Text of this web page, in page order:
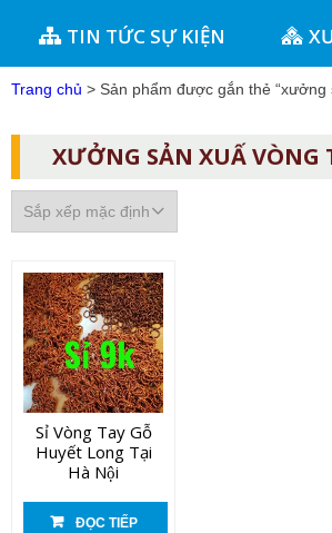
TIN TỨC SỰ KIỆN
Trang chủ > Sản phẩm được gắn thẻ
XƯỞNG SẢN XUẤ VÒNG
Sỉ Vòng Tay Gỗ
Huyết Long Tại
Hà Nội
ĐỌC TIẾP